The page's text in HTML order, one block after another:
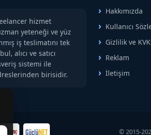
yapan pazaryerleri
gibi kuruluşlar
bazlı işletmeler
isteyen tüm işletmeler
hizmet
yeteneği ve yüz
iş teslimatını tek
alıcı ve satıcı
sistemi ile
birisidir.
Hakkımızda
Kullanıcı
Gizlilik ve
Reklam
İletişim
© 2015-